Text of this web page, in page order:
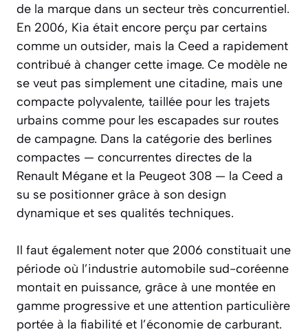
de la marque dans un secteur très concurrentiel.
En 2006, Kia était encore perçu par certains
comme un outsider, mais la Ceed a rapidement
contribué à changer cette image. Ce modèle ne
se veut pas simplement une citadine, mais une
compacte polyvalente, taillée pour les trajets
urbains comme pour les escapades sur routes
de campagne. Dans la catégorie des berlines
compactes — concurrentes directes de la
Renault Mégane et la Peugeot 308 — la Ceed a
su se positionner grâce à son design
dynamique et ses qualités techniques.
Il faut également noter que 2006 constituait une
période où l’industrie automobile sud-coréenne
montait en puissance, grâce à une montée en
gamme progressive et une attention particulière
portée à la fiabilité et l’économie de carburant.